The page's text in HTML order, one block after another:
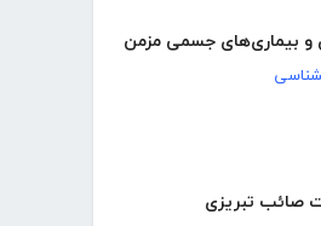
و بیماری‌های جسمی مزمن
صائب تبریزی